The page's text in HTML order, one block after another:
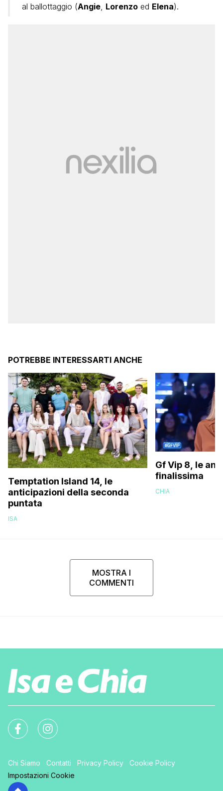
al ballottaggio (Angie Lorenzo ed Elena).
POTREBBE INTERESSARTI ANCHE
Temptation Island 14, le
anticipazioni della seconda
puntata
ISA
Gf Vip 8, le
finalissima
CHIA
MOSTRA I
COMMENTI
Chi Siamo Contatti Privacy Policy
Cookie Policy
Impostazioni Cookie